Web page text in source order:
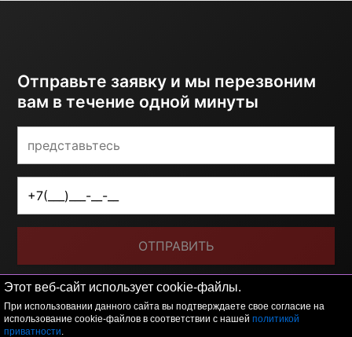
Этот веб-сайт использует cookie-файлы.
При использовании данного сайта вы подтверждаете свое согласие на
использование cookie-файлов в соответствии с нашей политикой
приватности.
Отправьте заявку и мы перезвоним
вам в течение одной минуты
ОТПРАВИТЬ
Я принимаю условияполитики обработки
персональных данных